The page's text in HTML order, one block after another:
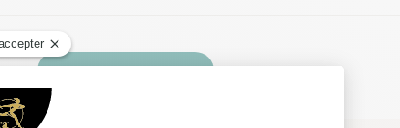
Faire livrer des fleurs